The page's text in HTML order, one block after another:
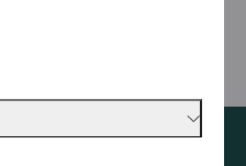
des données
Management